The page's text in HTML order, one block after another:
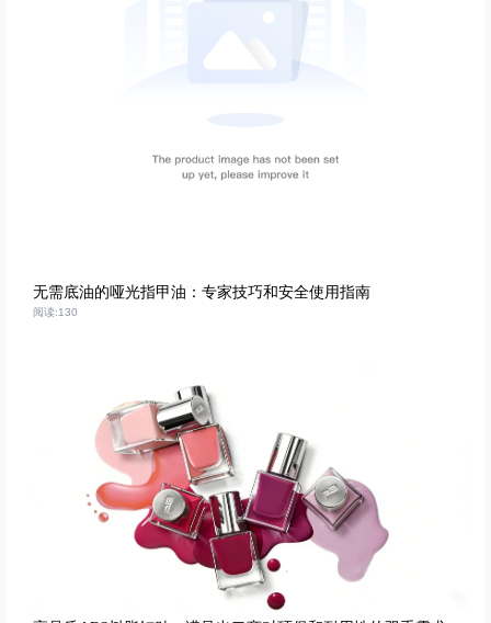
无需底油的哑光指甲油：专家技巧和安全使用指南
阅读:130